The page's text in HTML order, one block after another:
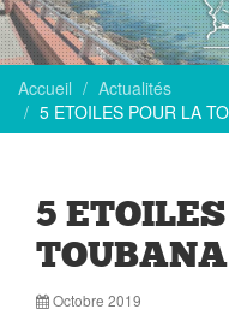
Accueil
Actualités
5 ETOILES POUR LA
5
Octobre 2019